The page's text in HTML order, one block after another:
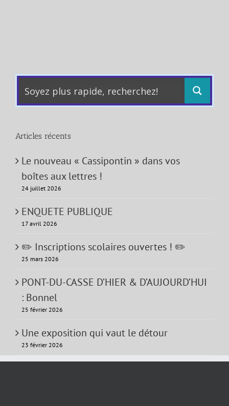
Articles récents
Le nouveau « Cassipontin » dans vos
boîtes aux lettres !
24 juillet 2026
ENQUETE PUBLIQUE
17 avril 2026
✏️ Inscriptions scolaires ouvertes ! ✏️
25 mars 2026
PONT-DU-CASSE D’HIER & D’AUJOURD’HUI
: Bonnel
25 février 2026
Une exposition qui vaut le détour
23 février 2026